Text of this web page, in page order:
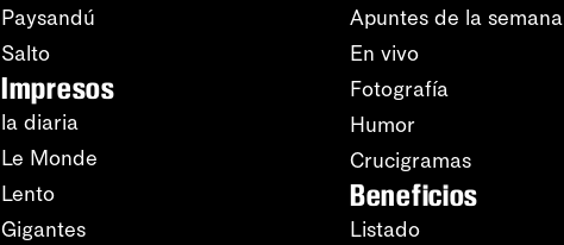
Paysandú
Salto
Impresos
la diaria
Le Monde
Lento
Gigantes
Apuntes de la semana
En vivo
Fotografía
Humor
Crucigramas
Beneficios
Listado